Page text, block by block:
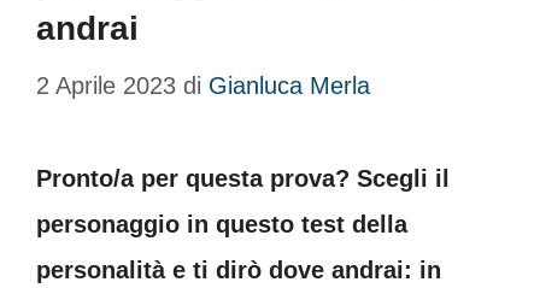
andrai
2 Aprile 2023 di Gianluca Merla
Pronto/a per questa prova? Scegli il
personaggio in questo test della
personalità e ti dirò dove andrai: in